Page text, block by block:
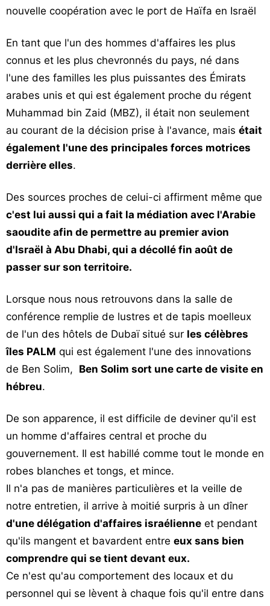
nouvelle coopération avec le port de Haïfa en Israël
En tant que l'un des hommes d'affaires les plus
connus et les plus chevronnés du pays, né dans
l'une des familles les plus puissantes des Émirats
arabes unis et qui est également proche du régent
Muhammad bin Zaid (MBZ), il était non seulement
au courant de la décision prise à l'avance, mais était
également l'une des principales forces motrices
derrière elles.
Des sources proches de celui-ci affirment même que
c'est lui aussi qui a fait la médiation avec l'Arabie
saoudite afin de permettre au premier avion
d'Israël à Abu Dhabi, qui a décollé fin août de
passer sur son territoire.
Lorsque nous nous retrouvons dans la salle de
conférence remplie de lustres et de tapis moelleux
de l'un des hôtels de Dubaï situé sur les célèbres
îles PALM qui est également l'une des innovations
de Ben Solim, Ben Solim sort une carte de visite en
hébreu.
De son apparence, il est difficile de deviner qu'il est
un homme d'affaires central et proche du
gouvernement. Il est habillé comme tout le monde en
robes blanches et tongs, et mince.
Il n'a pas de manières particulières et la veille de
notre entretien, il arrive à moitié surpris à un dîner
d'une délégation d'affaires israélienne et pendant
qu'ils mangent et bavardent entre eux sans bien
comprendre qui se tient devant eux.
Ce n'est qu'au comportement des locaux et du
personnel qui se lèvent à chaque fois qu'il entre dans